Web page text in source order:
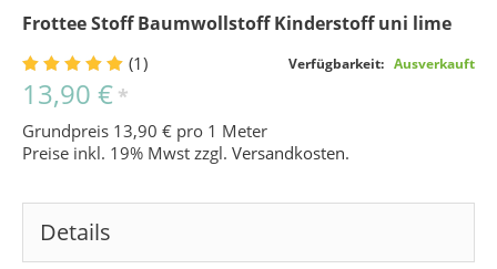
Frottee Stoff Baumwollstoff Kinderstoff uni lime
(1) Verfügbarkeit: Ausverkauft
13,90 € *
Grundpreis 13,90 € pro 1 Meter
Preise inkl. 19% Mwst zzgl. Versandkosten.
Details